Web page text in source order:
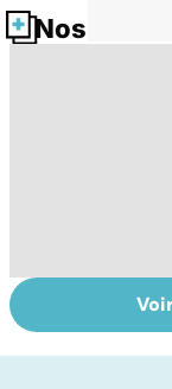
Nos fiches
Comment
ses bonnes